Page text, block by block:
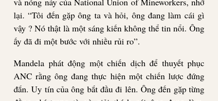
lại. “Tôi đến gặp ông ta và hỏi, ông đang làm cái gì
vậy ? Nó thật là một sáng kiến không thể tin nổi. Ông
ấy đã đi một bước với nhiều rủi ro”.
Mandela phát động một chiến dịch để thuyết phục
ANC rằng ông đang thực hiện một chiến lược đứng
đắn. Uy tín của ông bắt đầu đi lên. Ông đến gặp từng